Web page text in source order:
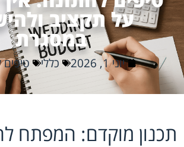
על תקציב
במסגרת
יוני 1, 2026 כללי
תכנון מוקדם: המפתח